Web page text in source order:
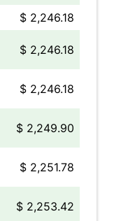
$ 2,246.18
$ 2,246.18
$ 2,246.18
$ 2,249.90
$ 2,251.78
$ 2,253.42